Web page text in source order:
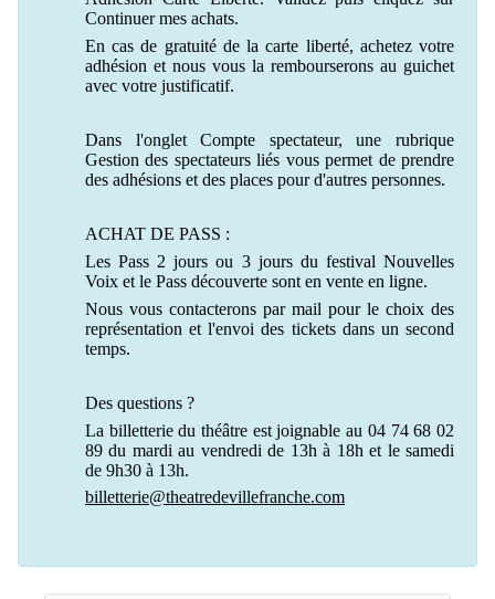
Continuer mes achats.
En cas de gratuité de la carte liberté, achetez votre
adhésion et nous vous la rembourserons au guichet
avec votre justificatif.
Dans l'onglet Compte spectateur, une rubrique
Gestion des spectateurs liés vous permet de prendre
des adhésions et des places pour d'autres personnes.
ACHAT DE PASS :
Les Pass 2 jours ou 3 jours du festival Nouvelles
Voix et le Pass découverte sont en vente en ligne.
Nous vous contacterons par mail pour le choix des
représentation et l'envoi des tickets dans un second
temps.
Des questions ?
La billetterie du théâtre est joignable au 04 74 68 02
89 du mardi au vendredi de 13h à 18h et le samedi
de 9h30 à 13h.
billetterie@theatredevillefranche.com